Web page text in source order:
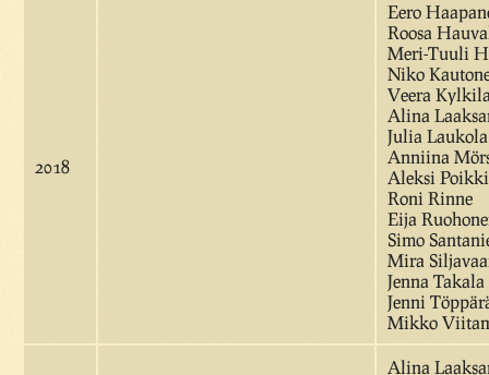
2018
Eero
Roosa
Meri-Tuuli
Niko
Veera
Alina
Julia Laukola
Anniina
Aleksi
Roni Rinne
Eija
Simo
Mira
Jenna Takala
Jenni
Mikko
Alina